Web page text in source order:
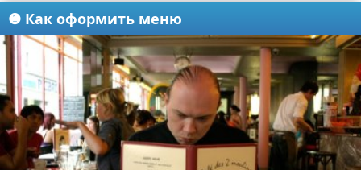
❶ Как оформить меню